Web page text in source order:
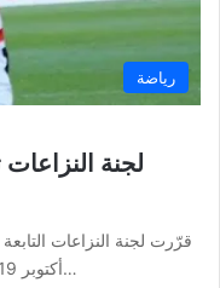
رياضة
أكتوبر 2019، إلغاء عقود 3 لاعبين متعاقدين مع النادي…